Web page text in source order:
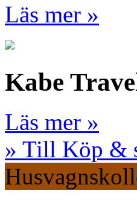
Läs mer »
Kabe
Läs mer »
» Till Köp &